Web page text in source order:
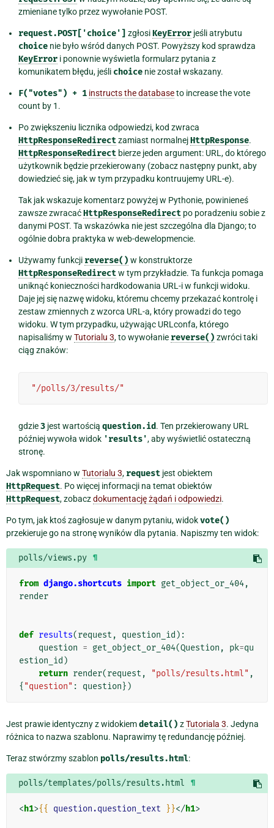
zmieniane tylko przez wywołanie POST.
request.POST['choice'] zgłosiKeyError jeśli atrybutu
choice nie było wśród danych POST. Powyższy kod sprawdza
KeyError i ponownie wyświetla formularz pytania z
komunikatem błędu, jeśli choice nie został wskazany.
F("votes") + 1 instructs the databaseto increase the vote
count by 1.
Po zwiększeniu licznika odpowiedzi, kod zwraca
HttpResponseRedirectzamiast normalnejHttpResponse.
HttpResponseRedirect bierze jeden argument: URL, do którego
użytkownik będzie przekierowany (zobacz następny punkt, aby
dowiedzieć się, jak w tym przypadku kontruujemy URL-e).
Tak jak wskazuje komentarz powyżej w Pythonie, powinieneś
zawsze zwracaćHttpResponseRedirect po poradzeniu sobie z
danymi POST. Ta wskazówka nie jest szczególna dla Django; to
ogólnie dobra praktyka w web-dewelopmencie.
Używamy funkcji reverse() w konstruktorze
HttpResponseRedirectw tym przykładzie. Ta funkcja pomaga
uniknąć konieczności hardkodowania URL-i w funkcji widoku.
Daje jej się nazwę widoku, któremu chcemy przekazać kontrolę i
zestaw zmiennych z wzorca URL-a, który prowadzi do tego
widoku. W tym przypadku, używając URLconfa, którego
napisaliśmy w Tutorialu 3, to wywołanie reverse() zwróci taki
ciąg znaków:
"/polls/3/results/"
gdzie3 jest wartością question.id. Ten przekierowany URL
później wywoła widok 'results', aby wyświetlić ostateczną
stronę.
Jak wspomniano w Tutorialu 3, request jest obiektem
HttpRequest. Po więcej informacji na temat obiektów
HttpRequest, zobaczdokumentację żądań i odpowiedzi.
Po tym, jak ktoś zagłosuje w danym pytaniu, widokvote()
przekieruje go na stronę wyników dla pytania. Napiszmy ten widok:
polls/views.py ¶
from django.shortcuts import get_object_or_404,
render
def results(request , question_id ):
question = get_object_or_404(Question , pk=qu
estion_id )
return render(request , "polls/results.html" ,
{ "question" : question})
Jest prawie identyczny z widokiemdetail() zTutoriala 3. Jedyna
różnica to nazwa szablonu. Naprawimy tę redundancję później.
Teraz stwórzmy szablon polls/results.html:
polls/templates/polls/results.html ¶
<h1>{{ question.question_text }}</h1>